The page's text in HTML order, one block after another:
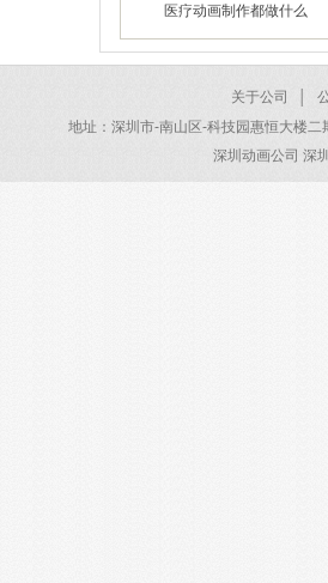
2026/01/28
医疗动画制作都做什么
2026/01/22
关于公司
地址：深圳市-南山区-科技园惠恒大楼
深圳动画公司 深